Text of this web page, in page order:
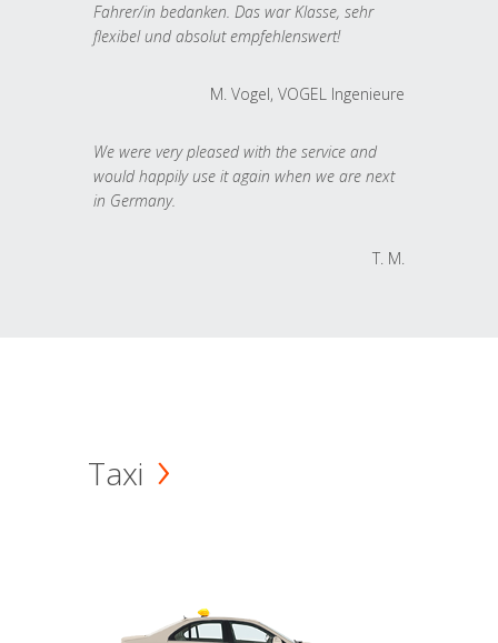
Fahrer/in bedanken. Das war Klasse, sehr
flexibel und absolut empfehlenswert!
M. Vogel, VOGEL Ingenieure
We were very pleased with the service and
would happily use it again when we are next
in Germany.
T. M.
Taxi